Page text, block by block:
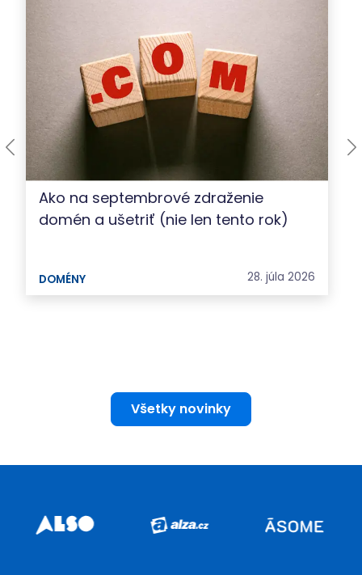
Ako na septembrové zdraženie
domén a ušetriť (nie len tento rok)
DOMÉNY 28. júla 2026
Všetky novinky